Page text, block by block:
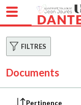
FILTRES
Documents